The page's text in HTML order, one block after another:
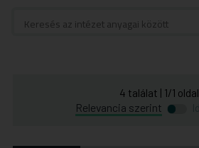
4 találat | 1/1 oldal
Relevancia szerintÁtváltás
időrend